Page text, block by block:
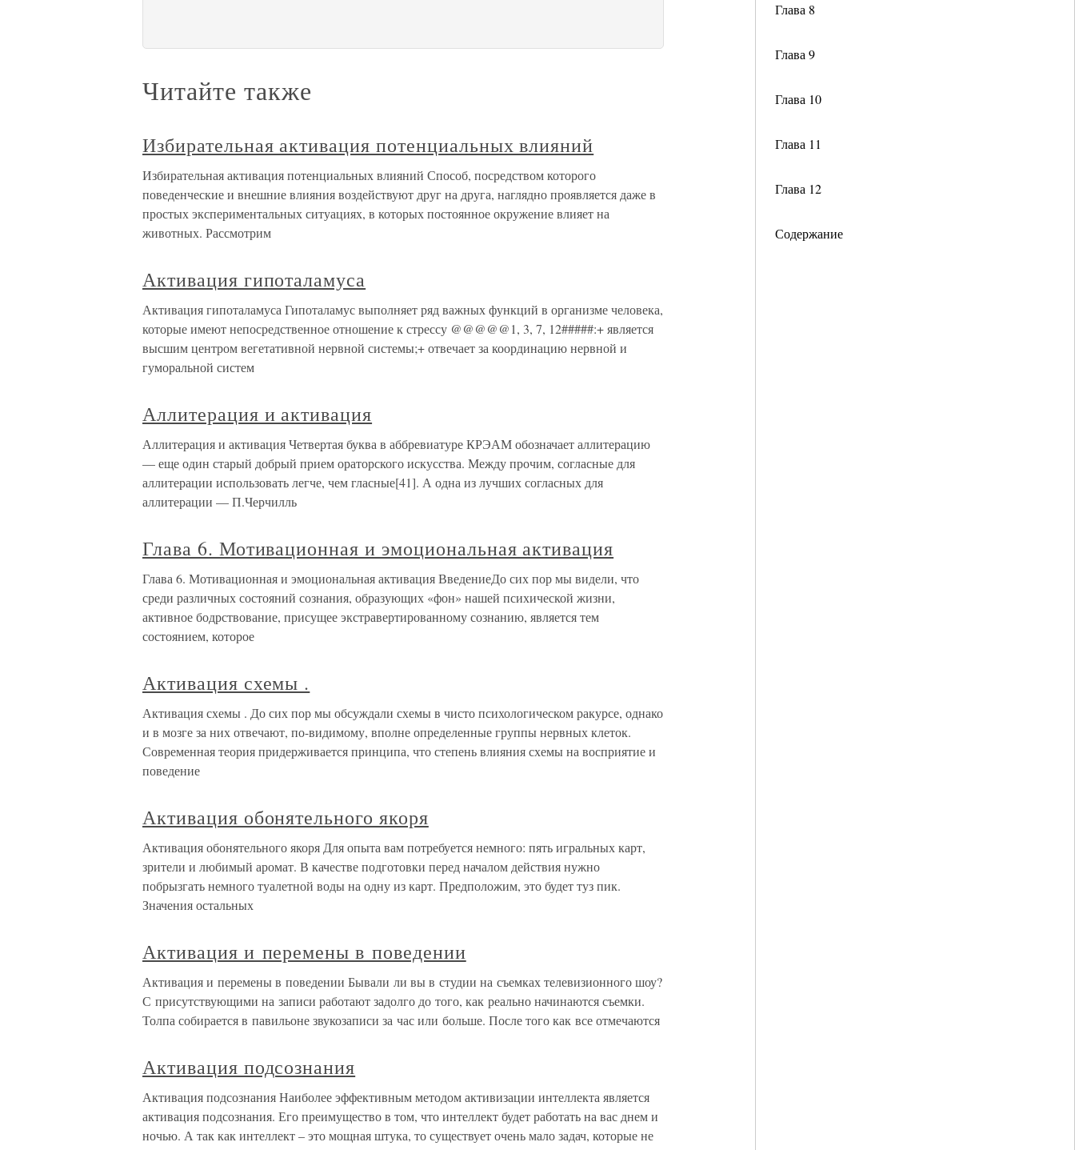
Глава 8
Глава 9
Глава 10
Глава 11
Глава 12
Содержание
Читайте также
Избирательная активация потенциальных влияний
Избирательная активация потенциальных влияний Способ, посредством которого
поведенческие и внешние влияния воздействуют друг на друга, наглядно проявляется даже в
простых экспериментальных ситуациях, в которых постоянное окружение влияет на
животных. Рассмотрим
Активация гипоталамуса
Активация гипоталамуса Гипоталамус выполняет ряд важных функций в организме человека,
которые имеют непосредственное отношение к стрессу @@@@@1, 3, 7, 12#####:+ является
высшим центром вегетативной нервной системы;+ отвечает за координацию нервной и
гуморальной систем
Аллитерация и активация
Аллитерация и активация Четвертая буква в аббревиатуре КРЭАМ обозначает аллитерацию
— еще один старый добрый прием ораторского искусства. Между прочим, согласные для
аллитерации использовать легче, чем гласные[41]. А одна из лучших согласных для
аллитерации — П.Черчилль
Глава 6. Мотивационная и эмоциональная активация
Глава 6. Мотивационная и эмоциональная активация ВведениеДо сих пор мы видели, что
среди различных состояний сознания, образующих «фон» нашей психической жизни,
активное бодрствование, присущее экстравертированному сознанию, является тем
состоянием, которое
Активация схемы .
Активация схемы . До сих пор мы обсуждали схемы в чисто психологическом ракурсе, однако
и в мозге за них отвечают, по-видимому, вполне определенные группы нервных клеток.
Современная теория придерживается принципа, что степень влияния схемы на восприятие и
поведение
Активация обонятельного якоря
Активация обонятельного якоря Для опыта вам потребуется немного: пять игральных карт,
зрители и любимый аромат. В качестве подготовки перед началом действия нужно
побрызгать немного туалетной воды на одну из карт. Предположим, это будет туз пик.
Значения остальных
Активация и перемены в поведении
Активация и перемены в поведении Бывали ли вы в студии на съемках телевизионного шоу?
С присутствующими на записи работают задолго до того, как реально начинаются съемки.
Толпа собирается в павильоне звукозаписи за час или больше. После того как все отмечаются
Активация подсознания
Активация подсознания Наиболее эффективным методом активизации интеллекта является
активация подсознания. Его преимущество в том, что интеллект будет работать на вас днем и
ночью. А так как интеллект – это мощная штука, то существует очень мало задач, которые не